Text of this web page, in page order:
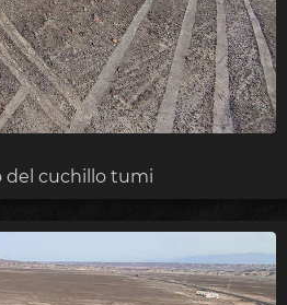
del cuchillo tumi